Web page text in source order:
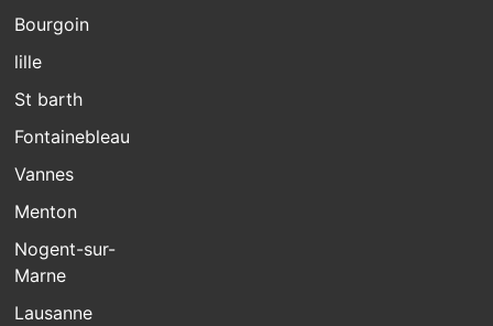
Bourgoin
lille
St barth
Fontainebleau
Vannes
Menton
Nogent-sur-
Marne
Lausanne